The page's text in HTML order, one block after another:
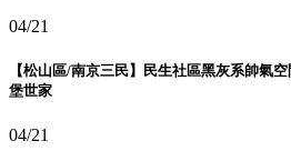
04/21
【松山區/南京三民】民生社區黑灰系帥氣
堡世家
04/21